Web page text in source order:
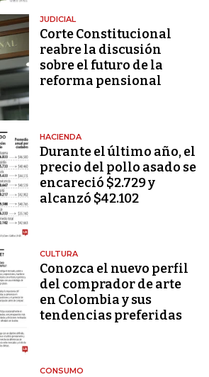
JUDICIAL
Corte Constitucional
reabre la discusión
sobre el futuro de la
reforma pensional
HACIENDA
Durante el último año, el
precio del pollo asado se
encareció $2.729 y
alcanzó $42.102
CULTURA
Conozca el nuevo perfil
del comprador de arte
en Colombia y sus
tendencias preferidas
CONSUMO